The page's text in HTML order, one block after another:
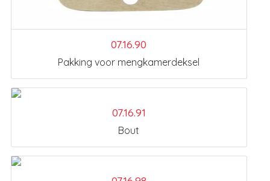
07.16.90
Pakking voor mengkamerdeksel
07.16.91
Bout